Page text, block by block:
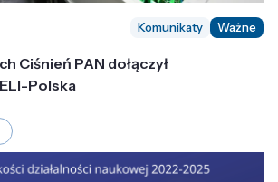
Komunikaty Ważne
Ciśnień PAN dołączył
Polska